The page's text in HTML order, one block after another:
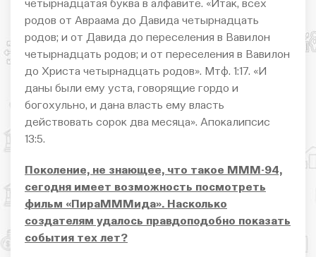
четырнадцатая буква в алфавите. «Итак, всех
родов от Авраама до Давида четырнадцать
родов; и от Давида до переселения в Вавилон
четырнадцать родов; и от переселения в Вавилон
до Христа четырнадцать родов». Мтф. 1:17. «И
даны были ему уста, говорящие гордо и
богохульно, и дана власть ему власть
действовать сорок два месяца». Апокалипсис
13:5.
Поколение, не знающее, что такое МММ-94,
сегодня имеет возможность посмотреть
фильм «ПираМММида». Насколько
создателям удалось правдоподобно показать
события тех лет?